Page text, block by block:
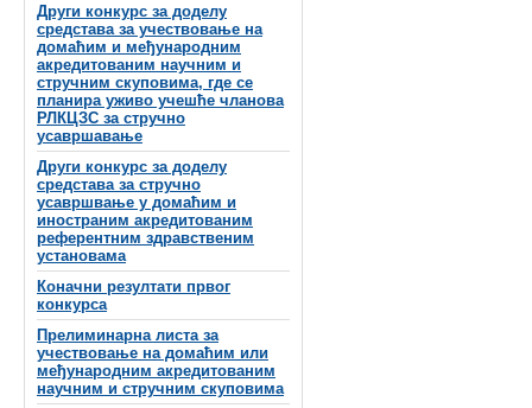
Други конкурс за доделу
средстава за учествовање на
домаћим и међународним
акредитованим научним и
стручним скуповима, где се
планира уживо учешће чланова
РЛКЦЗС за стручно
усавршавање
Други конкурс за доделу
средстава за стручно
усавршвање у домаћим и
иностраним акредитованим
референтним здравственим
установама
Коначни резултати првог
конкурса
Прелиминарна листа за
учествовање на домаћим или
међународним акредитованим
научним и стручним скуповима